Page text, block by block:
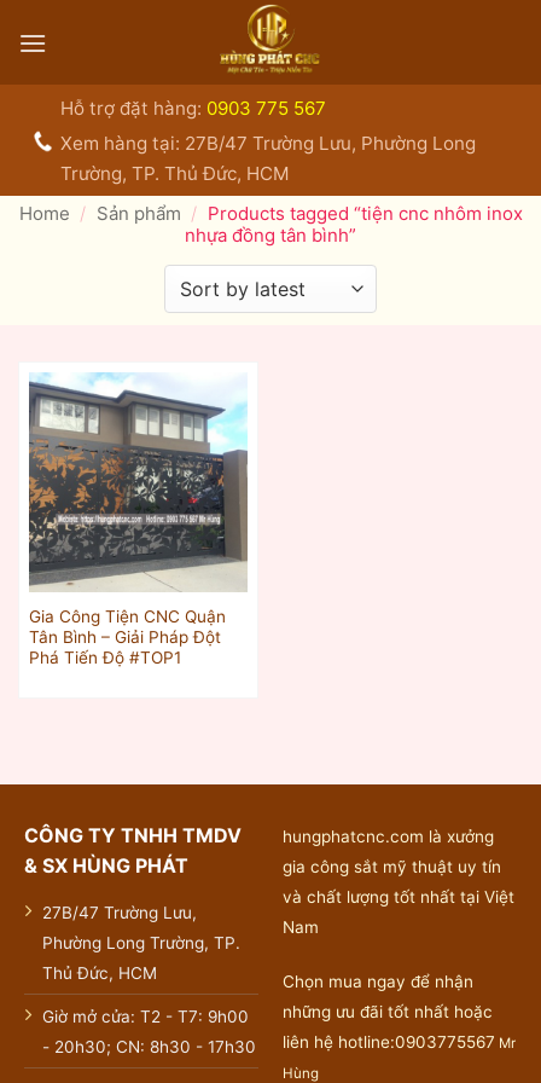
qua
Hỗ trợ đặt hàng: 0903 775 567
Xem hàng tại: 27B/47 Trường Lưu, Phường Long
Trường, TP. Thủ Đức, HCM
Home / Sản phẩm / Products tagged “tiện cnc nhôm inox
nhựa đồng tân bình”
Gia Công Tiện CNC Quận
Tân Bình – Giải Pháp Đột
Phá Tiến Độ #TOP1
CÔNG TY TNHH TMDV
& SX HÙNG PHÁT
27B/47 Trường Lưu,
Phường Long Trường, TP.
Thủ Đức, HCM
Giờ mở cửa: T2 - T7: 9h00
- 20h30; CN: 8h30 - 17h30
hungphatcnc.com là xưởng
gia công sắt mỹ thuật uy tín
và chất lượng tốt nhất tại Việt
Nam
Chọn mua ngay để nhận
những ưu đãi tốt nhất hoặc
liên hệ hotline:0903775567 Mr
Hùng